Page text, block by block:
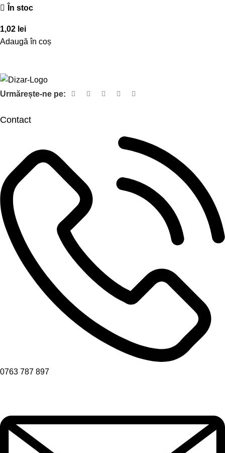
În stoc
1,02 lei
Adaugă în coș
Urmărește-ne pe:
Contact
0763 787 897